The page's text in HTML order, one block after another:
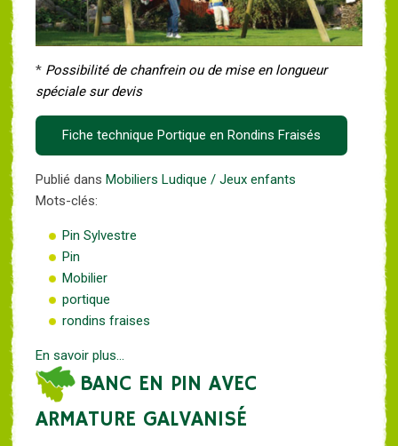
* Possibilité de chanfrein ou de mise en longueur
spéciale sur devis
Fiche technique Portique en Rondins Fraisés
Publié dans Mobiliers Ludique / Jeux enfants
Mots-clés:
Pin Sylvestre
Pin
Mobilier
portique
rondins fraises
En savoir plus...
BANC EN PIN AVEC
ARMATURE GALVANISÉ